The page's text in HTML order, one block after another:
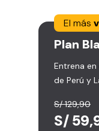
El más
Plan
Entrena
de Perú y
S/ 129,90
S/